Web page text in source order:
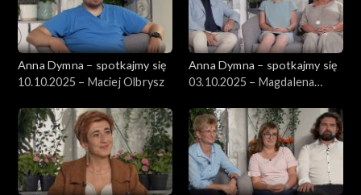
Anna Dymna – spotkajmy się
10.10.2025 – Maciej Olbrysz
Anna Dymna – spotkajmy się
03.10.2025 – Magdalena